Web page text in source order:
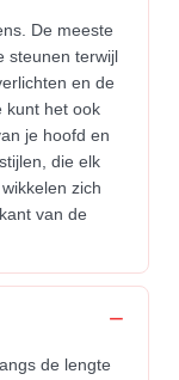
De meeste
steunen terwijl
en de
kunt het ook
je hoofd en
die elk
zich
van de
de lengte